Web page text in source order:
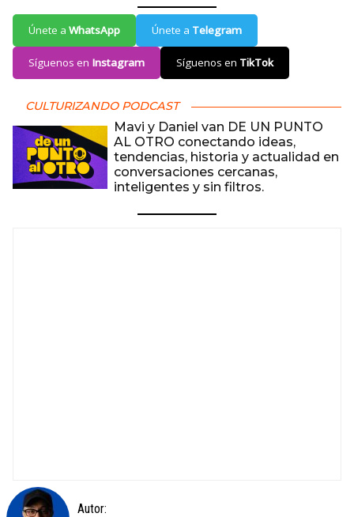
Únete a WhatsApp Únete a Telegram
Síguenos en Instagram Síguenos en TikTok
CULTURIZANDO PODCAST
Mavi y Daniel van DE UN PUNTO
AL OTRO conectando ideas,
tendencias, historia y actualidad en
conversaciones cercanas,
inteligentes y sin filtros.
Autor: